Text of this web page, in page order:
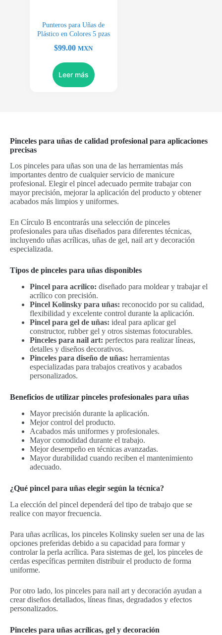
Punteros para Uñas de
Plástico en Colores 5 pzas
$99.00 MXN
Leer más
Pinceles para uñas de calidad profesional para aplicaciones
precisas
Los pinceles para uñas son una de las herramientas más
importantes dentro de cualquier servicio de manicure
profesional. Elegir el pincel adecuado permite trabajar con
mayor precisión, mejorar la aplicación del producto y obtener
acabados más limpios y uniformes.
En Círculo B encontrarás una selección de pinceles
profesionales para uñas diseñados para diferentes técnicas,
incluyendo uñas acrílicas, uñas de gel, nail art y decoración
especializada.
Tipos de pinceles para uñas disponibles
Pincel para acrílico: diseñado para moldear y trabajar el
acrílico con precisión.
Pincel Kolinsky para uñas: reconocido por su calidad,
flexibilidad y excelente control durante la aplicación.
Pincel para gel de uñas: ideal para aplicar gel
constructor, rubber gel y otros sistemas fotocurables.
Pinceles para nail art: perfectos para realizar líneas,
detalles y diseños decorativos.
Pinceles para diseño de uñas: herramientas
especializadas para trabajos creativos y acabados
personalizados.
Beneficios de utilizar pinceles profesionales para uñas
Mayor precisión durante la aplicación.
Mejor control del producto.
Acabados más uniformes y profesionales.
Mayor comodidad durante el trabajo.
Mejor desempeño en técnicas avanzadas.
Mayor durabilidad cuando reciben el mantenimiento
adecuado.
¿Qué pincel para uñas elegir según la técnica?
La elección del pincel dependerá del tipo de trabajo que se
realice con mayor frecuencia.
Para uñas acrílicas, los pinceles Kolinsky suelen ser una de las
opciones preferidas debido a su capacidad para formar y
controlar la perla acrílica. Para sistemas de gel, los pinceles de
cerdas específicas permiten distribuir el producto de forma
uniforme.
Por otro lado, los pinceles para nail art y decoración ayudan a
crear diseños detallados, líneas finas, degradados y efectos
personalizados.
Pinceles para uñas acrílicas, gel y decoración